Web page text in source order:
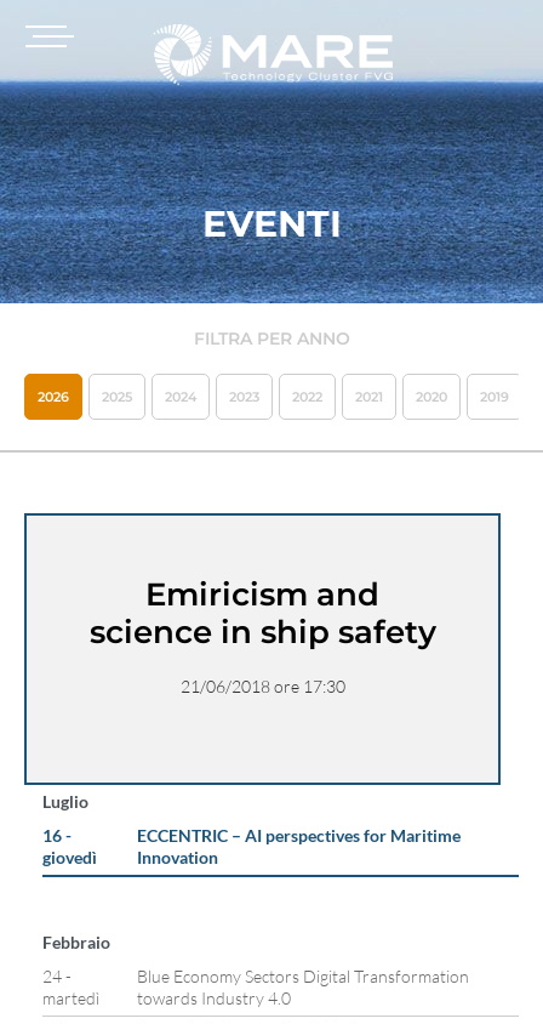
EVENTI
FILTRA PER ANNO
2026 2025 2024 2023 2022 2021 2020 2019
Emiricism and
science in ship safety
21/06/2018 ore 17:30
Luglio
16 -
giovedì
ECCENTRIC – AI perspectives for Maritime
Innovation
Febbraio
24 -
martedì
Blue Economy Sectors Digital Transformation
towards Industry 4.0